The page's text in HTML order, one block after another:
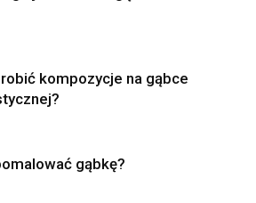
kompozycje na gąbce
gąbkę?